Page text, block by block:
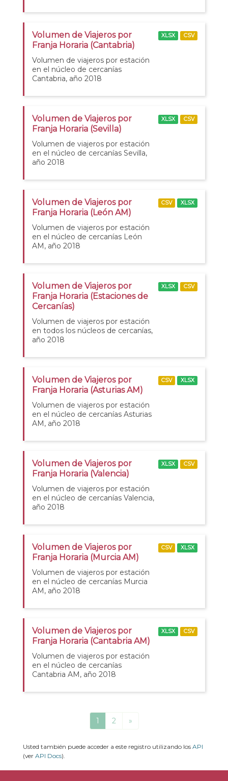
Volumen de Viajeros por
Franja Horaria (Cantabria)
Volumen de viajeros por estación
en el núcleo de cercanías
Cantabria, año 2018
XLSX CSV
Volumen de Viajeros por
Franja Horaria (Sevilla)
Volumen de viajeros por estación
en el núcleo de cercanías Sevilla,
año 2018
XLSX CSV
Volumen de Viajeros por
Franja Horaria (León AM)
Volumen de viajeros por estación
en el núcleo de cercanías León
AM, año 2018
CSV XLSX
Volumen de Viajeros por
Franja Horaria (Estaciones de
Cercanías)
Volumen de viajeros por estación
en todos los núcleos de cercanías,
año 2018
XLSX CSV
Volumen de Viajeros por
Franja Horaria (Asturias AM)
Volumen de viajeros por estación
en el núcleo de cercanías Asturias
AM, año 2018
CSV XLSX
Volumen de Viajeros por
Franja Horaria (Valencia)
Volumen de viajeros por estación
en el núcleo de cercanías Valencia,
año 2018
XLSX CSV
Volumen de Viajeros por
Franja Horaria (Murcia AM)
Volumen de viajeros por estación
en el núcleo de cercanías Murcia
AM, año 2018
CSV XLSX
Volumen de Viajeros por
Franja Horaria (Cantabria AM)
Volumen de viajeros por estación
en el núcleo de cercanías
Cantabria AM, año 2018
XLSX CSV
1 2 »
Usted también puede acceder a este registro utilizando los API
(ver API Docs).